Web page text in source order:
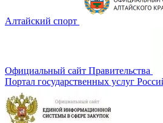
Алтайский спорт
Официальный сайт Правительства
Портал государственных услуг